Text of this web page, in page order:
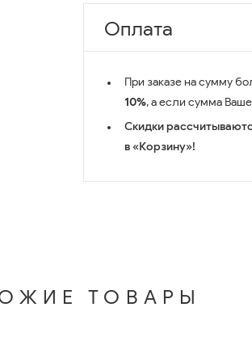
Оплата
При заказе на сумму
10%, а если сумма
Скидки
в «Корзину»!
ТОВАРЫ